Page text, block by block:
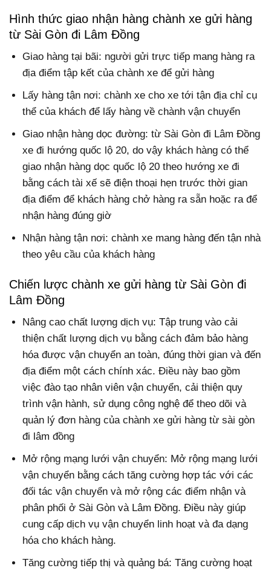
Hình thức giao nhận hàng chành xe gửi hàng
từ Sài Gòn đi Lâm Đồng
Giao hàng tại bãi: người gửi trực tiếp mang hàng ra
địa điểm tập kết của chành xe để gửi hàng
Lấy hàng tận nơi: chành xe cho xe tới tận địa chỉ cụ
thể của khách để lấy hàng về chành vận chuyển
Giao nhận hàng dọc đường: từ Sài Gòn đi Lâm Đồng
xe đi hướng quốc lộ 20, do vậy khách hàng có thể
giao nhận hàng dọc quốc lộ 20 theo hướng xe đi
bằng cách tài xế sẽ điện thoại hẹn trước thời gian
địa điểm để khách hàng chở hàng ra sẵn hoặc ra để
nhận hàng đúng giờ
Nhận hàng tận nơi: chành xe mang hàng đến tận nhà
theo yêu cầu của khách hàng
Chiến lược chành xe gửi hàng từ Sài Gòn đi
Lâm Đồng
Nâng cao chất lượng dịch vụ: Tập trung vào cải
thiện chất lượng dịch vụ bằng cách đảm bảo hàng
hóa được vận chuyển an toàn, đúng thời gian và đến
địa điểm một cách chính xác. Điều này bao gồm
việc đào tạo nhân viên vận chuyển, cải thiện quy
trình vận hành, sử dụng công nghệ để theo dõi và
quản lý đơn hàng của chành xe gửi hàng từ sài gòn
đi lâm đồng
Mở rộng mạng lưới vận chuyển: Mở rộng mạng lưới
vận chuyển bằng cách tăng cường hợp tác với các
đối tác vận chuyển và mở rộng các điểm nhận và
phân phối ở Sài Gòn và Lâm Đồng. Điều này giúp
cung cấp dịch vụ vận chuyển linh hoạt và đa dạng
hóa cho khách hàng.
Tăng cường tiếp thị và quảng bá: Tăng cường hoạt